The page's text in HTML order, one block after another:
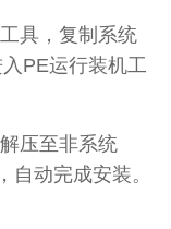
具，复制系统
PE运行装机工
压至非系统
动完成安装。